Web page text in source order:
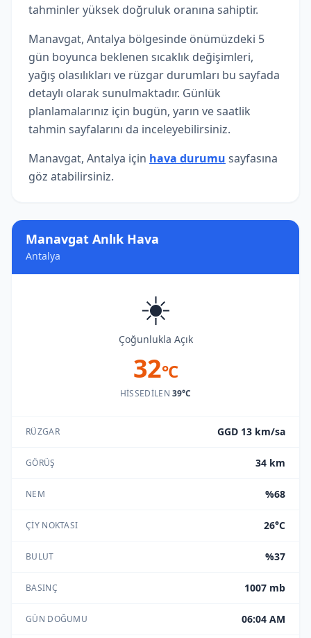
Manavgat Anlık Hava
Antalya
☀️
Çoğunlukla Açık
32°C
HISSEDILEN39°C
RÜZGAR GGD 13 km/sa
GÖRÜŞ 34 km
NEM %68
ÇIY NOKTASI 26°C
BULUT %37
BASINÇ 1007 mb
GÜN DOĞUMU 06:04 AM
tahminler yüksek doğruluk oranına sahiptir.
Manavgat, Antalya bölgesinde önümüzdeki 5
gün boyunca beklenen sıcaklık değişimleri,
yağış olasılıkları ve rüzgar durumları bu sayfada
detaylı olarak sunulmaktadır. Günlük
planlamalarınız için bugün, yarın ve saatlik
tahmin sayfalarını da inceleyebilirsiniz.
Manavgat, Antalya için hava durumu sayfasına
göz atabilirsiniz.